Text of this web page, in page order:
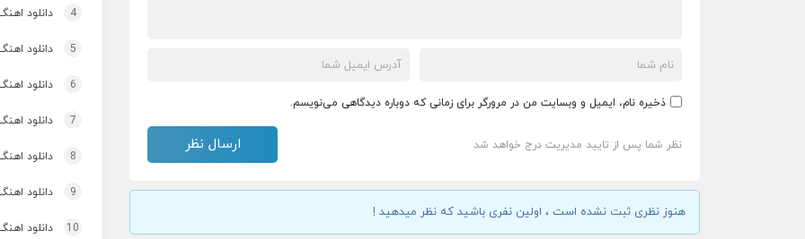
ذخیره نام، ایمیل و وبسایت من در مرورگر برای زمانی که دوباره دیدگاهی می‌نویسم.
نظر شما پس از تایید مدیریت درج خواهد شد
هنوز نظری ثبت نشده است ، اولین نفری باشید که نظر میدهید !
4 دانلود
5 دانلود
6 دانلود
7 دانلود
8 دانلود
9 دانلود
10 دانلود